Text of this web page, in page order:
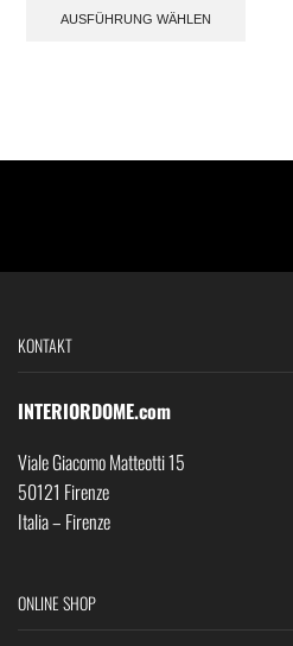
AUSFÜHRUNG WÄHLEN
KONTAKT
INTERIORDOME.com
Viale Giacomo Matteotti 15
50121 Firenze
Italia – Firenze
ONLINE SHOP